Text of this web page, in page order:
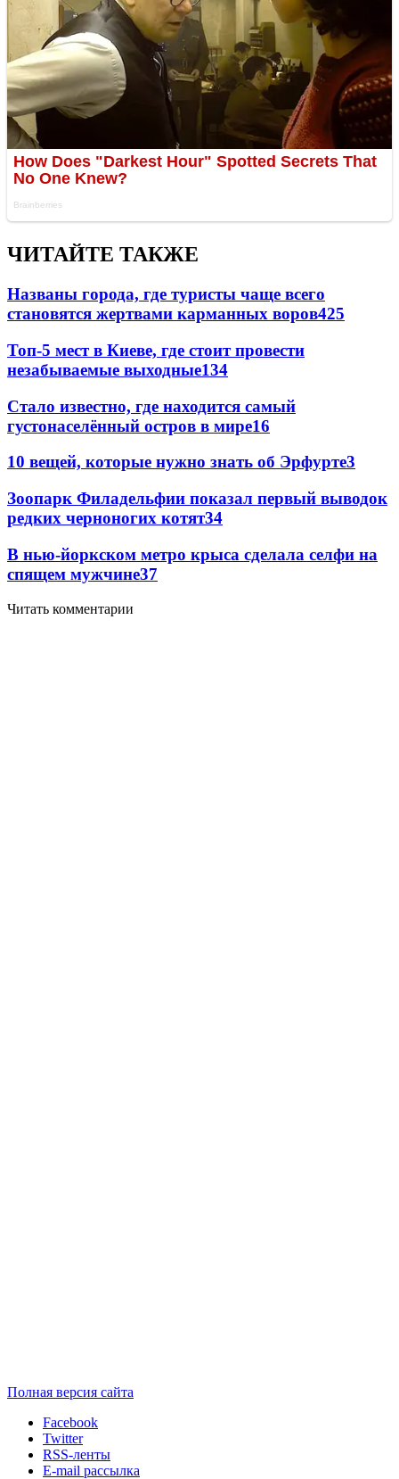
ЧИТАЙТЕ ТАКЖЕ
Названы города, где туристы чаще всего
становятся жертвами карманных воров425
Топ-5 мест в Киеве, где стоит провести
незабываемые выходные134
Стало известно, где находится самый
густонаселённый остров в мире16
10 вещей, которые нужно знать об Эрфурте3
Зоопарк Филадельфии показал первый выводок
редких черноногих котят34
В нью-йоркском метро крыса сделала селфи на
спящем мужчине37
Читать комментарии
Полная версия сайта
Facebook
Twitter
RSS-ленты
E-mail рассылка